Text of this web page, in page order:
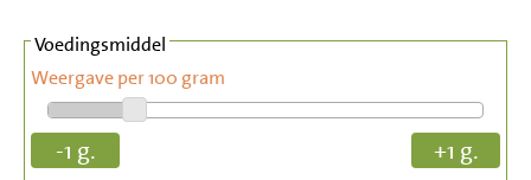
Voedingsmiddel
Weergave per 100 gram
-1 g. +1 g.